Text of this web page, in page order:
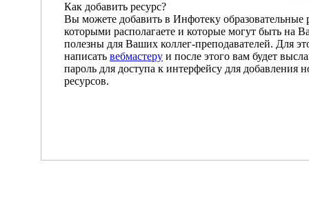
Как добавить ресурс?
Вы можете добавить в Инфотеку образовательные
которыми располагаете и которые могут быть на
полезны для Ваших коллег-преподавателей. Для
написать вебмастеру и после этого вам будет
пароль для доступа к интерфейсу для добавления
ресурсов.